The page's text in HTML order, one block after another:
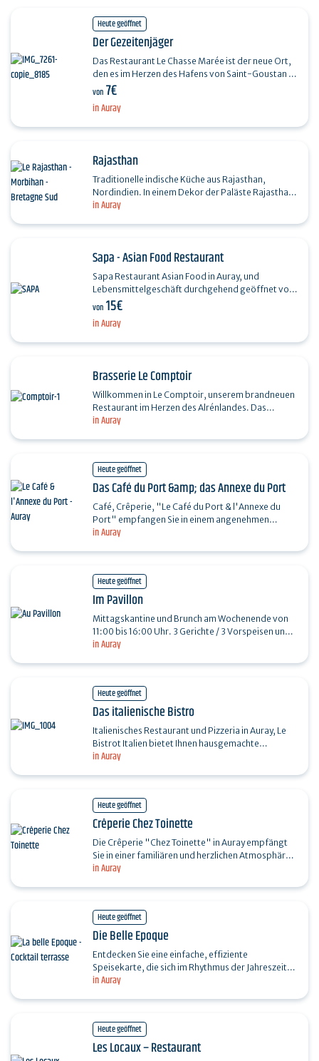
Heute geöffnet
in Auray
Der Gezeitenjäger
Das Restaurant Le Chasse Marée ist der neue Ort,
den es im Herzen des Hafens von Saint-Goustan zu
entdecken und zu testen gilt. In einer
von 7€
in Auray
Rajasthan
Traditionelle indische Küche aus Rajasthan,
Nordindien. In einem Dekor der Paläste Rajasthans
können Sie Tandoori- und vegetarische Gerichte
in Auray
Sapa - Asian Food Restaurant
Sapa Restaurant Asian Food in Auray, und
Lebensmittelgeschäft durchgehend geöffnet von
Montag bis Samstag von 10 bis 20 Uhr. Wir bieten
von 15€
in Auray
Brasserie Le Comptoir
Willkommen in Le Comptoir, unserem brandneuen
Restaurant im Herzen des Alrénlandes. Das
Konzept von Le Comptoir? Ein gemütliches
Heute geöffnet
in Auray
Das Café du Port &amp; das Annexe du Port
Café, Crêperie, "Le Café du Port & l'Annexe du
Port" empfangen Sie in einem angenehmen
Rahmen mit einem atemberaubenden Blick auf
Heute geöffnet
in Auray
Im Pavillon
Mittagskantine und Brunch am Wochenende von
11:00 bis 16:00 Uhr. 3 Gerichte / 3 Vorspeisen und
leckere Desserts, Sie haben die Wahl! Wir
Heute geöffnet
in Auray
Das italienische Bistro
Italienisches Restaurant und Pizzeria in Auray, Le
Bistrot Italien bietet Ihnen hausgemachte
italienische Küche, vor Ort oder zum Mitnehmen.
Heute geöffnet
in Auray
Crêperie Chez Toinette
Die Crêperie "Chez Toinette" in Auray empfängt
Sie in einer familiären und herzlichen Atmosphäre.
Galettes, Crêpes und kleine
Heute geöffnet
in Auray
Die Belle Epoque
Entdecken Sie eine einfache, effiziente
Speisekarte, die sich im Rhythmus der Jahreszeiten
entwickelt und vollständig "hausgemacht" ist.
Heute geöffnet
Les Locaux – Restaurant